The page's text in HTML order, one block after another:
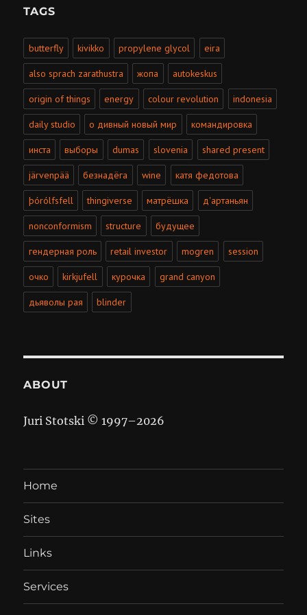
TAGS
butterfly kivikko propylene glycol eira
also sprach zarathustra жопа autokeskus
origin of things energy colour revolution indonesia
daily studio о дивный новый мир командировка
инста выборы dumas slovenia shared present
järvenpää безнадёга wine катя федотова
þórólfsfell thingiverse матрёшка д'артаньян
nonconformism structure будущее
гендерная роль retail investor mogren session
очко kirkjufell курочка grand canyon
дьяволы рая blinder
ABOUT
Juri Stotski © 1997–2026
Home
Sites
Links
Services